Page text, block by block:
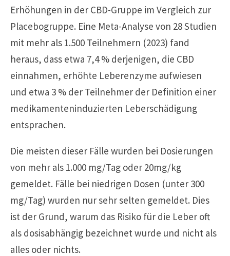
Erhöhungen in der CBD-Gruppe im Vergleich zur
Placebogruppe. Eine Meta-Analyse von 28 Studien
mit mehr als 1.500 Teilnehmern (2023) fand
heraus, dass etwa 7,4 % derjenigen, die CBD
einnahmen, erhöhte Leberenzyme aufwiesen
und etwa 3 % der Teilnehmer der Definition einer
medikamenteninduzierten Leberschädigung
entsprachen.
Die meisten dieser Fälle wurden bei Dosierungen
von mehr als 1.000 mg/Tag oder 20mg/kg
gemeldet. Fälle bei niedrigen Dosen (unter 300
mg/Tag) wurden nur sehr selten gemeldet. Dies
ist der Grund, warum das Risiko für die Leber oft
als dosisabhängig bezeichnet wurde und nicht als
alles oder nichts.